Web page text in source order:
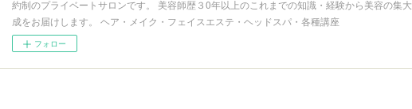
約制のプライベートサロンです。 美容師歴３0年以上のこれまでの知識・経験から美容の集大
成をお届けします。 ヘア・メイク・フェイスエステ・ヘッドスパ・各種講座
フォロー